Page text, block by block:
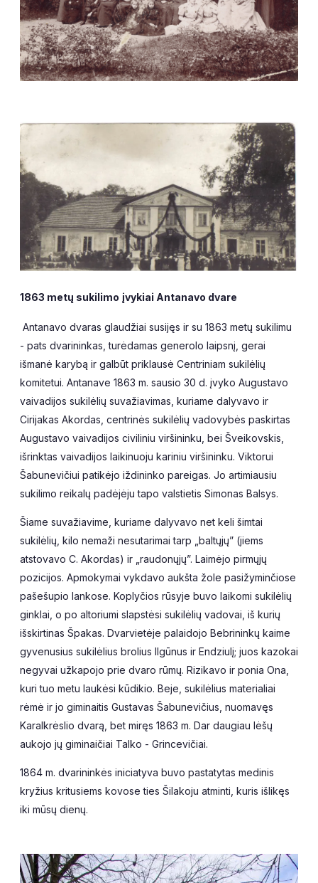
1863 metų sukilimo įvykiai Antanavo dvare
Antanavo dvaras glaudžiai susijęs ir su 1863 metų sukilimu
- pats dvarininkas, turėdamas generolo laipsnį, gerai
išmanė karybą ir galbūt priklausė Centriniam sukilėlių
komitetui. Antanave 1863 m. sausio 30 d. įvyko Augustavo
vaivadijos sukilėlių suvažiavimas, kuriame dalyvavo ir
Cirijakas Akordas, centrinės sukilėlių vadovybės paskirtas
Augustavo vaivadijos civiliniu viršininku, bei Šveikovskis,
išrinktas vaivadijos laikinuoju kariniu viršininku. Viktorui
Šabunevičiui patikėjo iždininko pareigas. Jo artimiausiu
sukilimo reikalų padėjėju tapo valstietis Simonas Balsys.
Šiame suvažiavime, kuriame dalyvavo net keli šimtai
sukilėlių, kilo nemaži nesutarimai tarp „baltųjų” (jiems
atstovavo C. Akordas) ir „raudonųjų”. Laimėjo pirmųjų
pozicijos. Apmokymai vykdavo aukšta žole pasižyminčiose
pašešupio lankose. Koplyčios rūsyje buvo laikomi sukilėlių
ginklai, o po altoriumi slapstėsi sukilėlių vadovai, iš kurių
išskirtinas Špakas. Dvarvietėje palaidojo Bebrininkų kaime
gyvenusius sukilėlius brolius Ilgūnus ir Endziulį; juos kazokai
negyvai užkapojo prie dvaro rūmų. Rizikavo ir ponia Ona,
kuri tuo metu laukėsi kūdikio. Beje, sukilėlius materialiai
rėmė ir jo giminaitis Gustavas Šabunevičius, nuomavęs
Karalkrėslio dvarą, bet miręs 1863 m. Dar daugiau lėšų
aukojo jų giminaičiai Talko - Grincevičiai.
1864 m. dvarininkės iniciatyva buvo pastatytas medinis
kryžius kritusiems kovose ties Šilakoju atminti, kuris išlikęs
iki mūsų dienų.